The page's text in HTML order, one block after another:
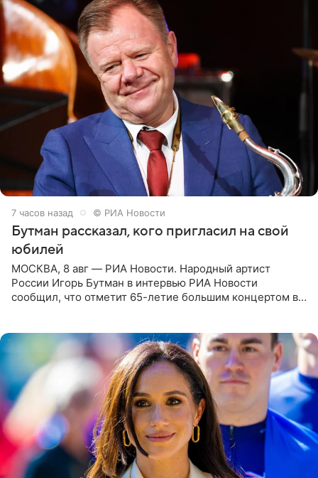
7 часов назад © РИА Новости
Бутман рассказал, кого пригласил на свой
юбилей
МОСКВА, 8 авг — РИА Новости. Народный артист
России Игорь Бутман в интервью РИА Новости
сообщил, что отметит 65-летие большим концертом в